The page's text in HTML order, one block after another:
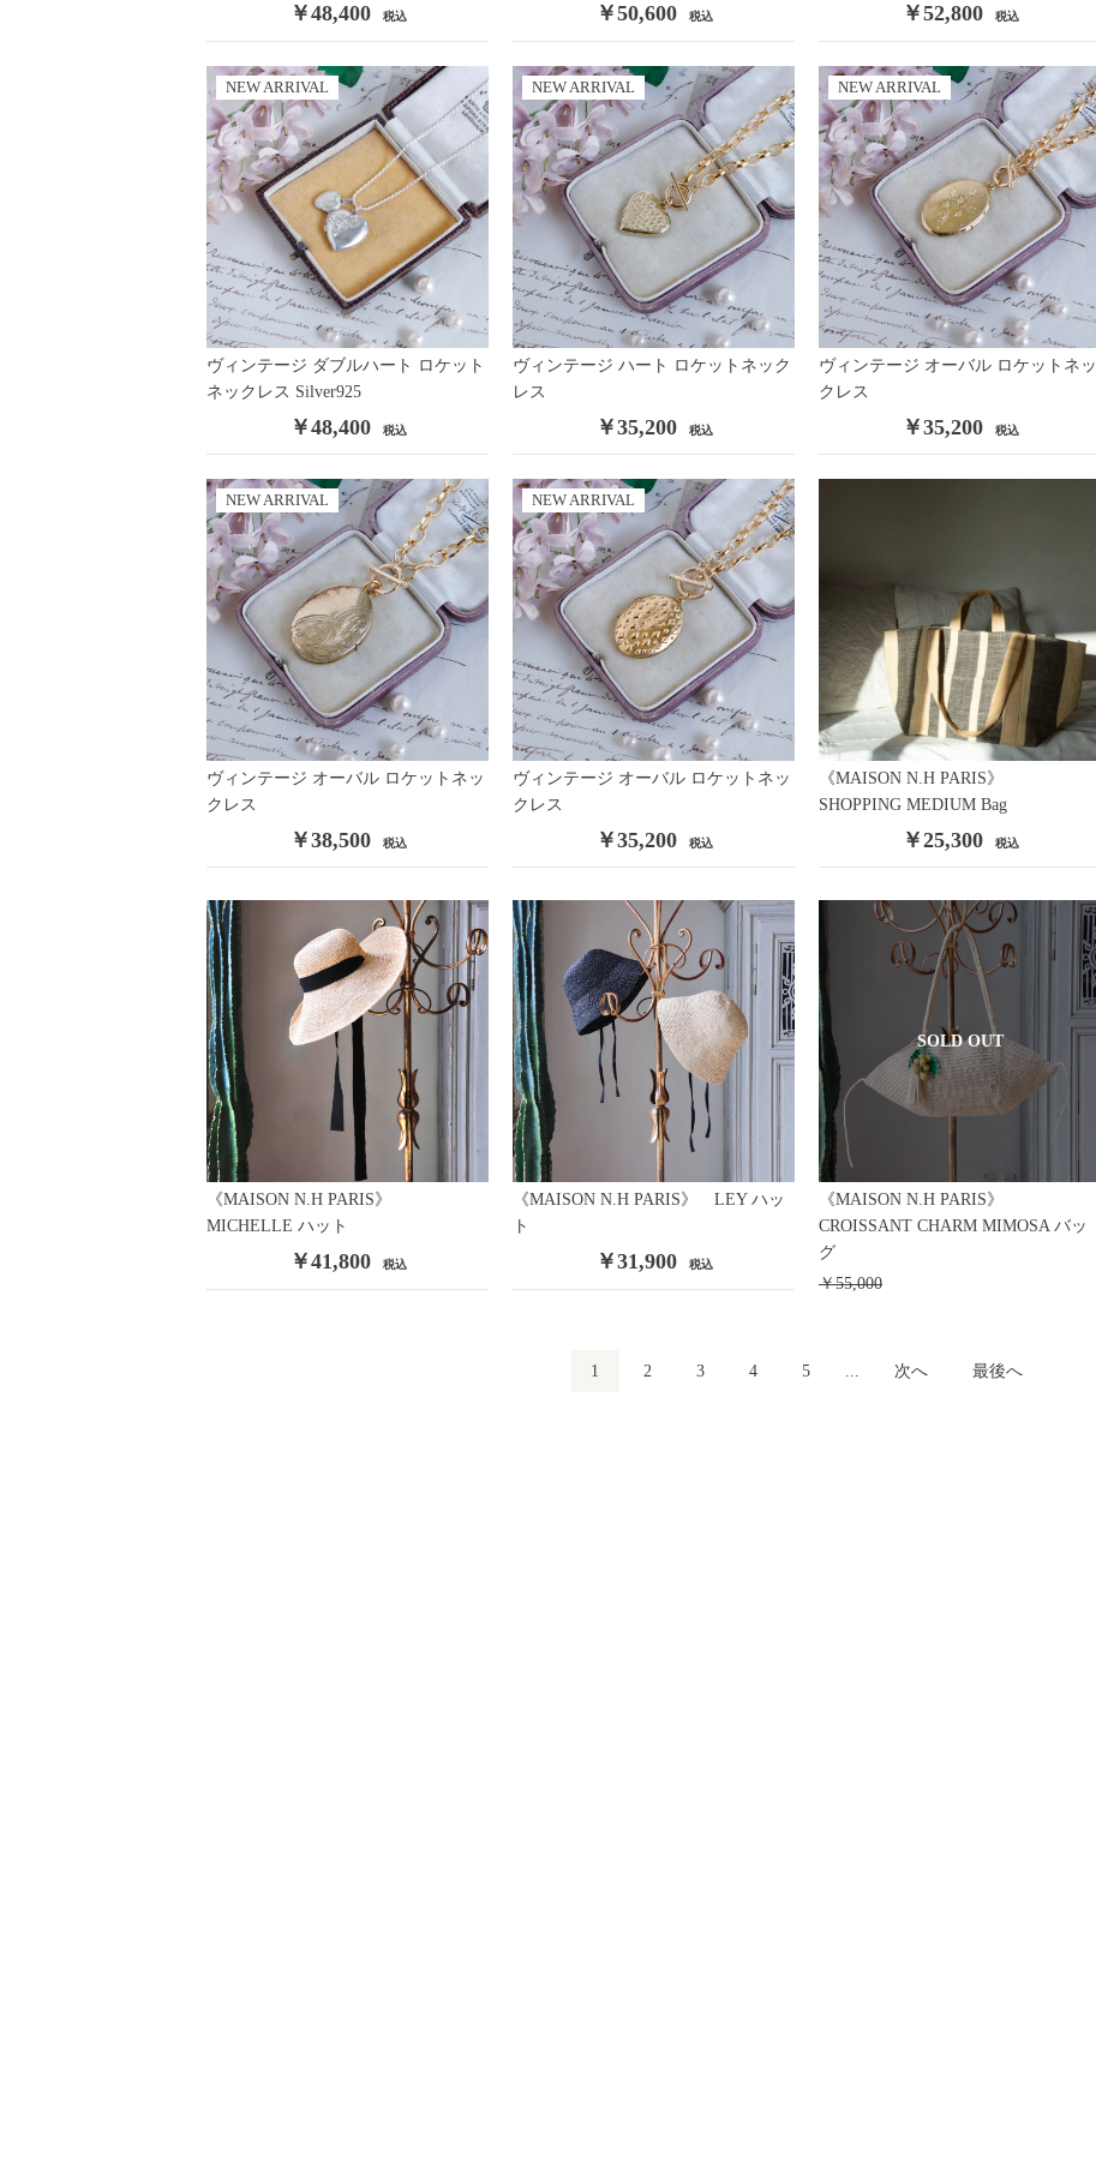
￥48,400 税込 ￥50,600 税込 ￥52,800 税込
NEW ARRIVAL
ヴィンテージ ダブルハート ロケット
ネックレス Silver925
￥48,400 税込
NEW ARRIVAL
ヴィンテージ ハート ロケットネック
レス
￥35,200 税込
NEW ARRIVAL
ヴィンテージ オーバル ロケットネッ
クレス
￥35,200 税込
NEW ARRIVAL
ヴィンテージ オーバル ロケットネッ
クレス
￥38,500 税込
NEW ARRIVAL
ヴィンテージ オーバル ロケットネッ
クレス
￥35,200 税込
《MAISON N.H PARIS》
SHOPPING MEDIUM Bag
￥25,300 税込
《MAISON N.H PARIS》
MICHELLE ハット
￥41,800 税込
《MAISON N.H PARIS》 LEY ハッ
ト
￥31,900 税込
SOLD OUT
《MAISON N.H PARIS》
CROISSANT CHARM MIMOSA バッ
グ
￥55,000
1 2 3 4 5 ... 次へ 最後へ